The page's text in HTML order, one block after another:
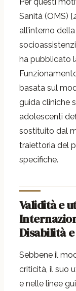
Sanità (OMS) [
all’interno
ha pubblicato
basata sul
guida cliniche
adolescenti
sostituito dal
traiettoria del
specifiche.
Validità e
Disabilità
Sebbene il
criticità, il suo
e nelle linee